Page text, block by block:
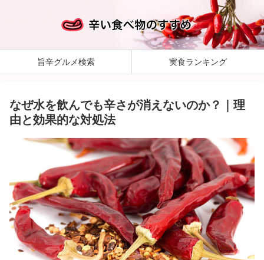
旨辛グルメ検索 実食ランキング
なぜ水を飲んでも辛さが消えないのか？｜理
由と効果的な対処法